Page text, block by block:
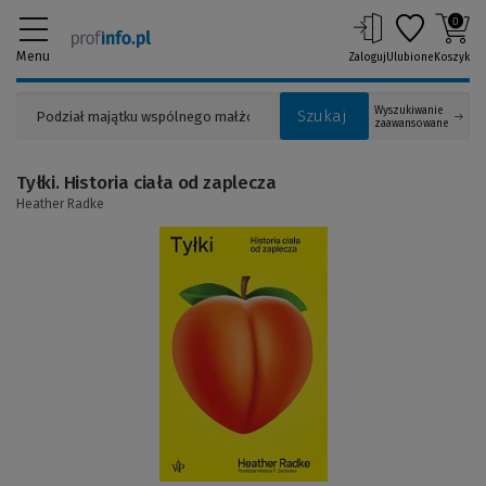
Menu
Szukaj
Wyszukiwanie
zaawansowane
ZalogujUlubione
0
Koszyk
Tyłki. Historia ciała od zaplecza
Heather Radke